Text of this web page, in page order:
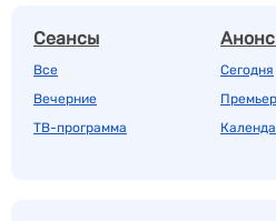
Сеансы
Все
Вечерние
ТВ-программа
Сегодня